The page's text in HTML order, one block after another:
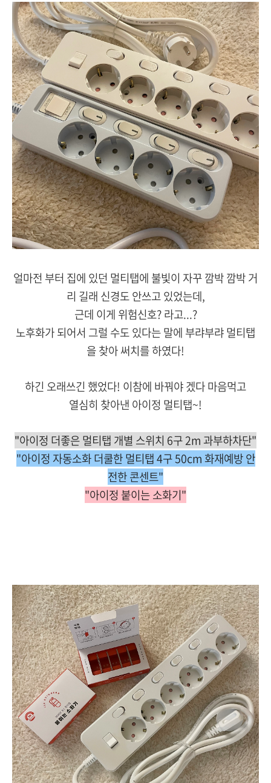
얼마전 부터 집에 있던 멀티탭에 불빛이 자꾸 깜박 깜박 거
리 길래 신경도 안쓰고 있었는데,
근데 이게 위험신호? 라고...?
노후화가 되어서 그럴 수도 있다는 말에 부랴부랴 멀티탭
을 찾아 써치를 하였다!
하긴 오래쓰긴 했었다! 이참에 바꿔야 겠다 마음먹고
열심히 찾아낸 아이정 멀티탭~!
"아이정 더좋은 멀티탭 개별 스위치 6구 2m 과부하차단"
"아이정 자동소화 더쿨한 멀티탭 4구 50cm 화재예방 안
전한 콘센트"
"아이정 붙이는 소화기"